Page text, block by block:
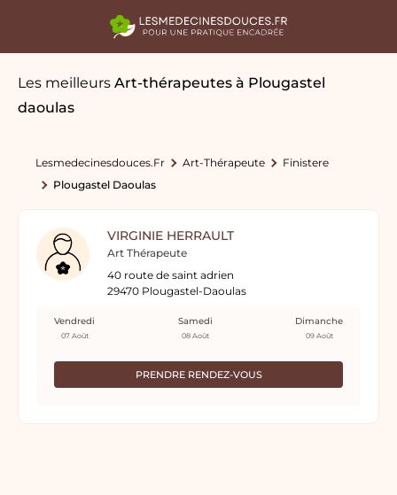
Les meilleurs Art-thérapeutes à Plougastel
daoulas
Lesmedecinesdouces.fr Art-Thérapeute
Finistere
Plougastel Daoulas
VIRGINIE HERRAULT
Art Thérapeute
40 route de saint adrien
29470 Plougastel-Daoulas
PRENDRE RENDEZ-VOUS
Vendredi
07 Août
Samedi
08 Août
Dimanche
09 Août